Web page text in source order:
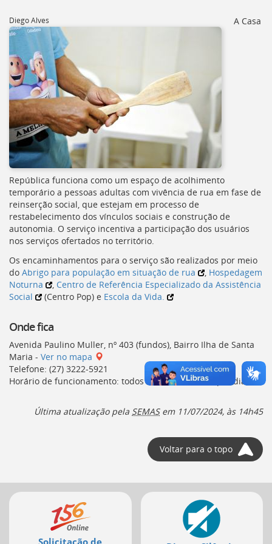
Ir
para
Portal
de
Serviços
[]
Ir
para
a
lista
de
secretarias
[]
Ir
para
a
página
de
legislação
[]
Ir
para
a
de
[]
Ir
para
o
desta
busca
[]
Diego Alves A Casa
República funciona como um espaço de acolhimento
temporário a pessoas adultas com vivência de rua em fase de
reinserção social, que estejam em processo de
restabelecimento dos vínculos sociais e construção de
autonomia. O serviço incentiva a participação dos usuários
nos serviços ofertados no território.
Os encaminhamentos para o serviço são realizados por meio
do Abrigo para população em situação de rua
Hospedagem
Noturna
Centro de Referência Especializado da Assistência
Social
(Centro Pop) e Escola da Vida.
Onde fica
Avenida Paulino Muller, nº 403 (fundos), Bairro Ilha de Santa
Maria - Ver no mapa
Telefone: (27) 3222-5921
Horário de funcionamento: todos os dias, 24 horas por dia.
Última atualização pela SEMASem 11/07/2024, às 14h45
Voltar para o topo
Mais
serviços